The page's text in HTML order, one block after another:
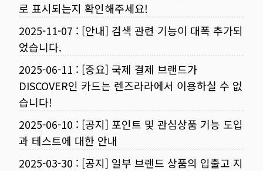
로 표시되는지 확인해주세요!
2025-11-07 : [안내] 검색 관련 기능이 대폭 추가되
었습니다.
2025-06-11 : [중요] 국제 결제 브랜드가
DISCOVER인 카드는 렌즈라라에서 이용하실 수 없
습니다!
2025-06-10 : [공지] 포인트 및 관심상품 기능 도입
과 테스트에 대한 안내
2025-03-30 : [공지] 일부 브랜드 상품의 입출고 지